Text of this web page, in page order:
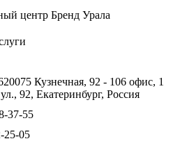
Кузнечная, 92 - 106 офис, 1
92, Екатеринбург, Россия
37-55
25-05